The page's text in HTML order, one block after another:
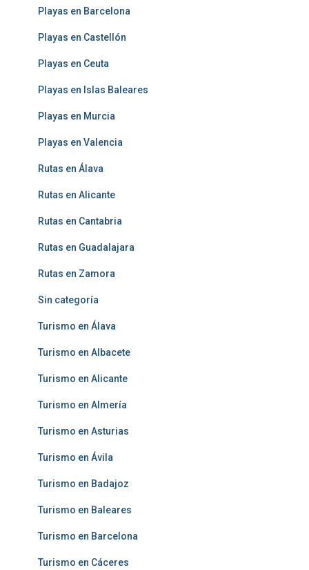
Playas en Barcelona
Playas en Castellón
Playas en Ceuta
Playas en Islas Baleares
Playas en Murcia
Playas en Valencia
Rutas en Álava
Rutas en Alicante
Rutas en Cantabria
Rutas en Guadalajara
Rutas en Zamora
Sin categoría
Turismo en Álava
Turismo en Albacete
Turismo en Alicante
Turismo en Almería
Turismo en Asturias
Turismo en Ávila
Turismo en Badajoz
Turismo en Baleares
Turismo en Barcelona
Turismo en Cáceres